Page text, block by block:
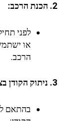
2. הכנת הרכב:
לפני
או
הרכב.
3. ניתוק הקודן
בהתאם